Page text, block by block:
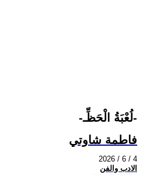
-لُعْبَةُ الْحَظِّـ-
فاطمة شاوتي
2026 / 6 / 4
الادب والفن